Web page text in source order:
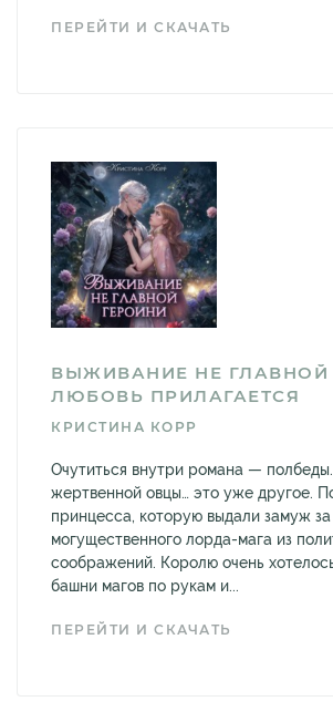
ПЕРЕЙТИ И СКАЧАТЬ
ВЫЖИВАНИЕ НЕ ГЛАВНОЙ
ЛЮБОВЬ ПРИЛАГАЕТСЯ
КРИСТИНА КОРР
Очутиться внутри романа —
жертвенной овцы… это уже другое.
принцесса, которую выдали замуж за
могущественного лорда-мага из
соображений. Королю очень
башни магов по рукам и...
ПЕРЕЙТИ И СКАЧАТЬ